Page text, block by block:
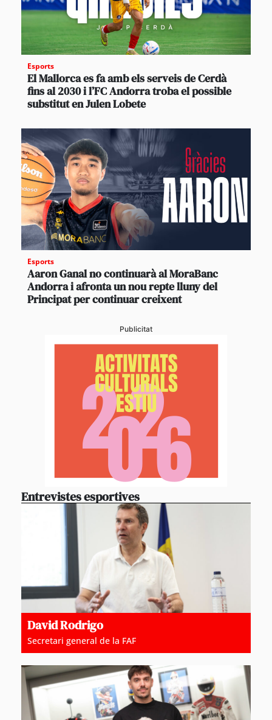
Esports
El Mallorca es fa amb els serveis de Cerdà
fins al 2030 i l’FC Andorra troba el possible
substitut en Julen Lobete
Esports
Aaron Ganal no continuarà al MoraBanc
Andorra i afronta un nou repte lluny del
Principat per continuar creixent
Publicitat
Entrevistes esportives
David Rodrigo
Secretari general de la FAF